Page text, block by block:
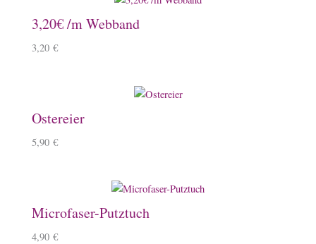
3,20€ /m Webband
3,20 €
Ostereier
5,90 €
Microfaser-Putztuch
4,90 €